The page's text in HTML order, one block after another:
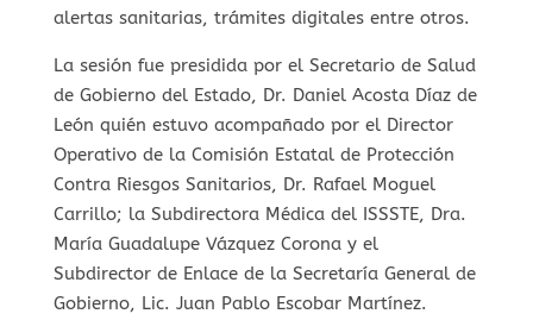
alertas sanitarias, trámites digitales entre otros.
La sesión fue presidida por el Secretario de Salud
de Gobierno del Estado, Dr. Daniel Acosta Díaz de
León quién estuvo acompañado por el Director
Operativo de la Comisión Estatal de Protección
Contra Riesgos Sanitarios, Dr. Rafael Moguel
Carrillo; la Subdirectora Médica del ISSSTE, Dra.
María Guadalupe Vázquez Corona y el
Subdirector de Enlace de la Secretaría General de
Gobierno, Lic. Juan Pablo Escobar Martínez.